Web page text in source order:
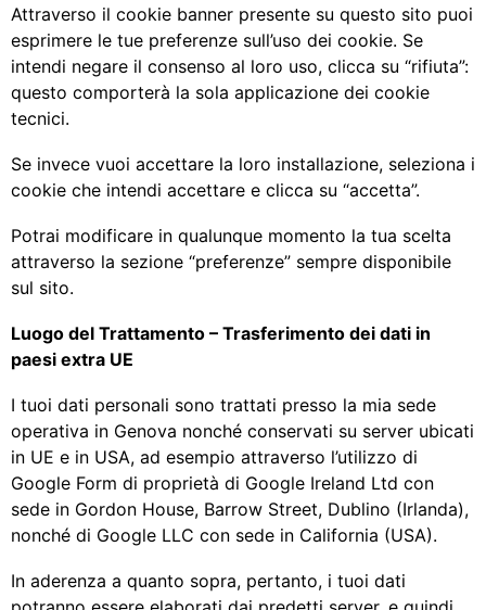
Attraverso il cookie banner presente su questo sito puoi
esprimere le tue preferenze sull’uso dei cookie. Se
intendi negare il consenso al loro uso, clicca su “rifiuta”:
questo comporterà la sola applicazione dei cookie
tecnici.
Se invece vuoi accettare la loro installazione, seleziona i
cookie che intendi accettare e clicca su “accetta”.
Potrai modificare in qualunque momento la tua scelta
attraverso la sezione “preferenze” sempre disponibile
sul sito.
Luogo del Trattamento – Trasferimento dei dati in
paesi extra UE
I tuoi dati personali sono trattati presso la mia sede
operativa in Genova nonché conservati su server ubicati
in UE e in USA, ad esempio attraverso l’utilizzo di
Google Form di proprietà di Google Ireland Ltd con
sede in Gordon House, Barrow Street, Dublino (Irlanda),
nonché di Google LLC con sede in California (USA).
In aderenza a quanto sopra, pertanto, i tuoi dati